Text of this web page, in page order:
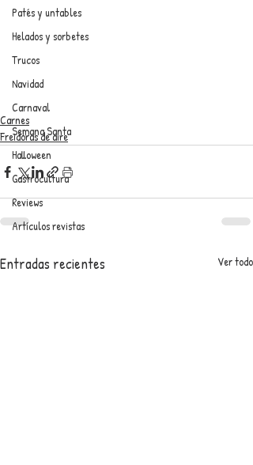
Patés y untables
Helados y sorbetes
Trucos
Navidad
Carnaval
Semana Santa
Halloween
Gastrocultura
Reviews
Artículos revistas
Carnes
Freidoras de aire
Entradas recientes Ver todo